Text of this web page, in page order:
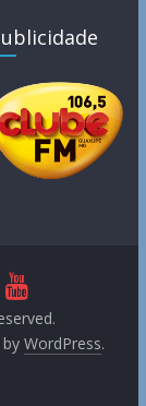
WordPress.